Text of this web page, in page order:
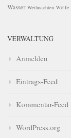
Wasser Weihnachten Wölfe
VERWALTUNG
Anmelden
Eintrags-Feed
Kommentar-Feed
WordPress.org